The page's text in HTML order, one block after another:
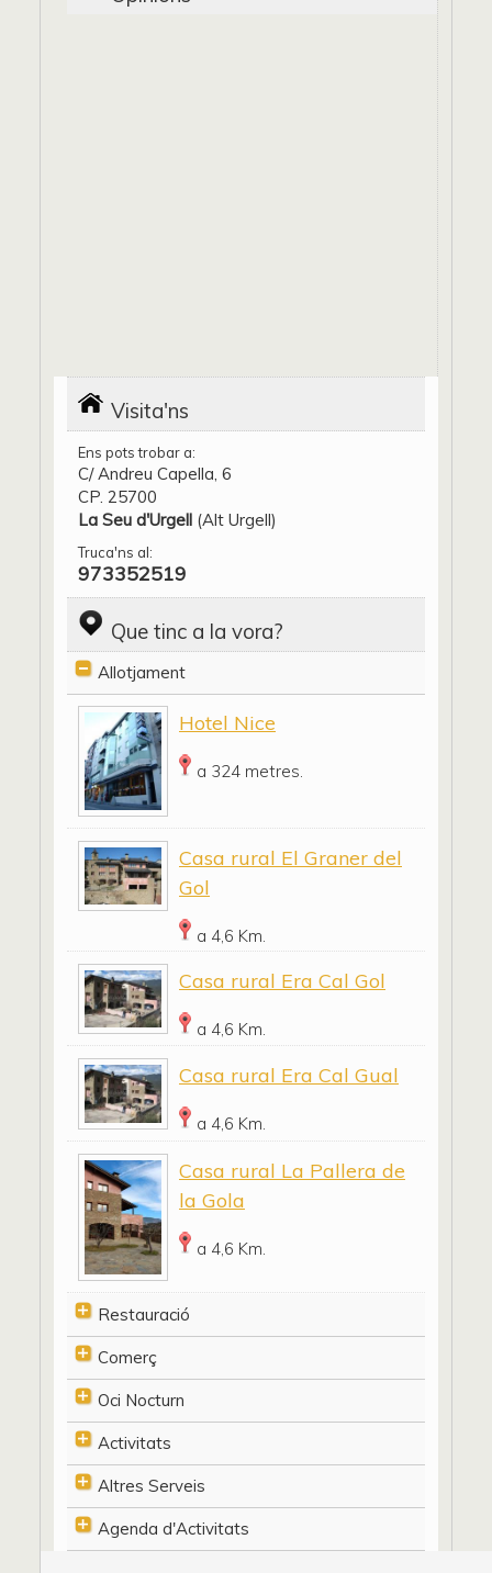
Visita'ns
Ens pots trobar a:
C/ Andreu Capella, 6
CP. 25700
La Seu d'Urgell (Alt Urgell)
Truca'ns al:
973352519
Que tinc a la vora?
Allotjament
Hotel Nice
a 324 metres.
Casa rural El Graner del
Gol
a 4,6 Km.
Casa rural Era Cal Gol
a 4,6 Km.
Casa rural Era Cal Gual
a 4,6 Km.
Casa rural La Pallera de
la Gola
a 4,6 Km.
Restauració
Comerç
Oci Nocturn
Activitats
Altres Serveis
Agenda d'Activitats